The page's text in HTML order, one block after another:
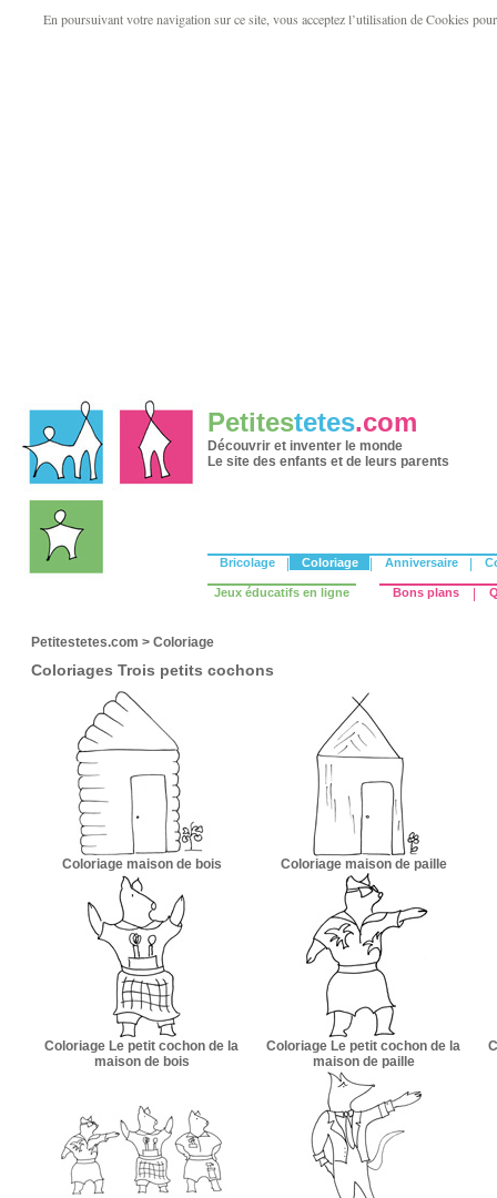
En poursuivant votre navigation sur ce site, vous acceptez l’utilisation de Cookies
Petitestetes.com
Découvrir et inventer le monde
Le site des enfants et de leurs parents
Bricolage Coloriage Anniversaire
Jeux éducatifs en ligne Bons plans
Petitestetes.com > Coloriage
Coloriages Trois petits cochons
Coloriage maison de bois Coloriage maison de paille
Coloriage Le petit cochon de la
maison de bois
Coloriage Le petit cochon de la
maison de paille